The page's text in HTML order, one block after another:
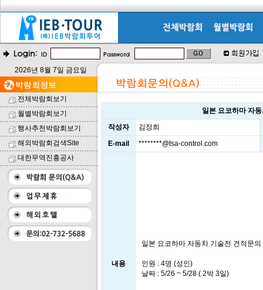
2026년 8월 7일 금요일
전체박람회보기
월별박람회보기
행사추천박람회보기
해외박람회검색Site
대한무역진흥공사
일본 요코하마 자
작성자
김정희
E-mail
********@tsa-control.com
내용
일본 요코하마 자동차 기술전 견적문
인원 : 4명 (성인)
날짜 : 5/26 ~ 5/28 ( 2박 3일)